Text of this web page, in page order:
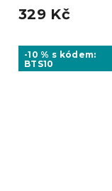
329 Kč
-10 % s kódem:
BTS10